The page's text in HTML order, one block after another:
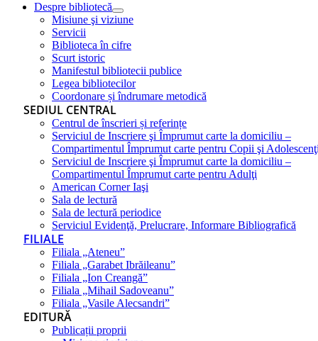
Despre bibliotecă
Misiune şi viziune
Servicii
Biblioteca în cifre
Scurt istoric
Manifestul bibliotecii publice
Legea bibliotecilor
Coordonare și îndrumare metodică
SEDIUL CENTRAL
Centrul de înscrieri și referințe
Serviciul de Inscriere şi Împrumut carte la domiciliu –
Compartimentul Împrumut carte pentru Copii şi
Serviciul de Inscriere şi Împrumut carte la domiciliu –
Compartimentul Împrumut carte pentru Adulţi
American Corner Iaşi
Sala de lectură
Sala de lectură periodice
Serviciul Evidenţă, Prelucrare, Informare Bibliografică
FILIALE
Filiala „Ateneu”
Filiala „Garabet Ibrăileanu”
Filiala „Ion Creangă”
Filiala „Mihail Sadoveanu”
Filiala „Vasile Alecsandri”
EDITURĂ
Publicații proprii